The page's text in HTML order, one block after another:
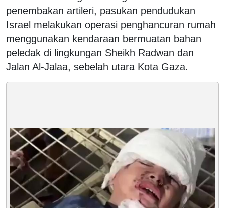
penembakan artileri, pasukan pendudukan
Israel melakukan operasi penghancuran rumah
menggunakan kendaraan bermuatan bahan
peledak di lingkungan Sheikh Radwan dan
Jalan Al-Jalaa, sebelah utara Kota Gaza.